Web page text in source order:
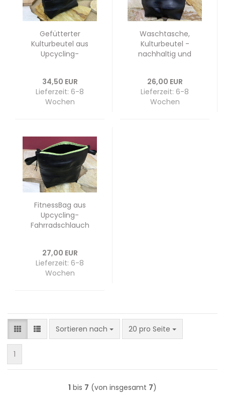
Gefütterter
Kulturbeutel aus
Upcycling-
Kosmetiktasche
34,50 EUR
Lieferzeit: 6-8
Wochen
Waschtasche,
Kulturbeutel -
nachhaltig und
26,00 EUR
Lieferzeit: 6-8
Wochen
FitnessBag aus
Upcycling-
Fahrradschlauch
27,00 EUR
Lieferzeit: 6-8
Wochen
Sortieren nach
Sortieren nach 20 pro Seite
pro Seite
1
1 bis 7 (von insgesamt 7)